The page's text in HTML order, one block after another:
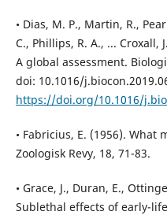
• Dias, M. P., Martin, R.,
C., Phillips, R. A., ... Croxall,
A global assessment.
doi: 10.1016/
https://doi.org/10.1016/
• Fabricius, E. (1956).
Zoologisk Revy, 18, 71-83.
• Grace, J., Duran, E.,
Sublethal effects of early-